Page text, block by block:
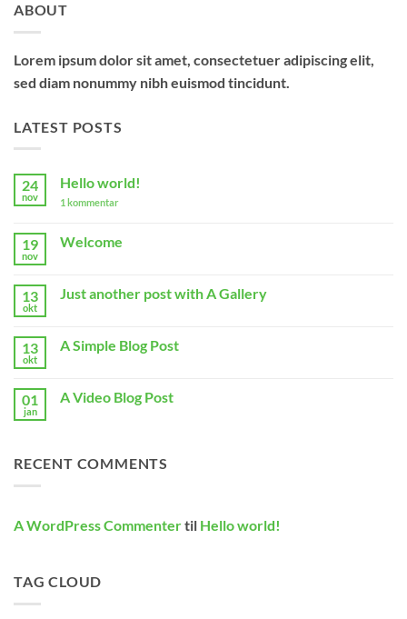
ABOUT
Lorem ipsum dolor sit amet, consectetuer adipiscing elit,
sed diam nonummy nibh euismod tincidunt.
LATEST POSTS
24
nov
Hello world!
1 kommentartil
19
nov
Welcome
Welcome
13
okt
Just another post with A Gallery
Just
A
Gallery
13
okt
A Simple Blog Post
A
01
jan
A Video Blog Post
Video
RECENT COMMENTS
A WordPress Commentertil Hello world!
TAG CLOUD